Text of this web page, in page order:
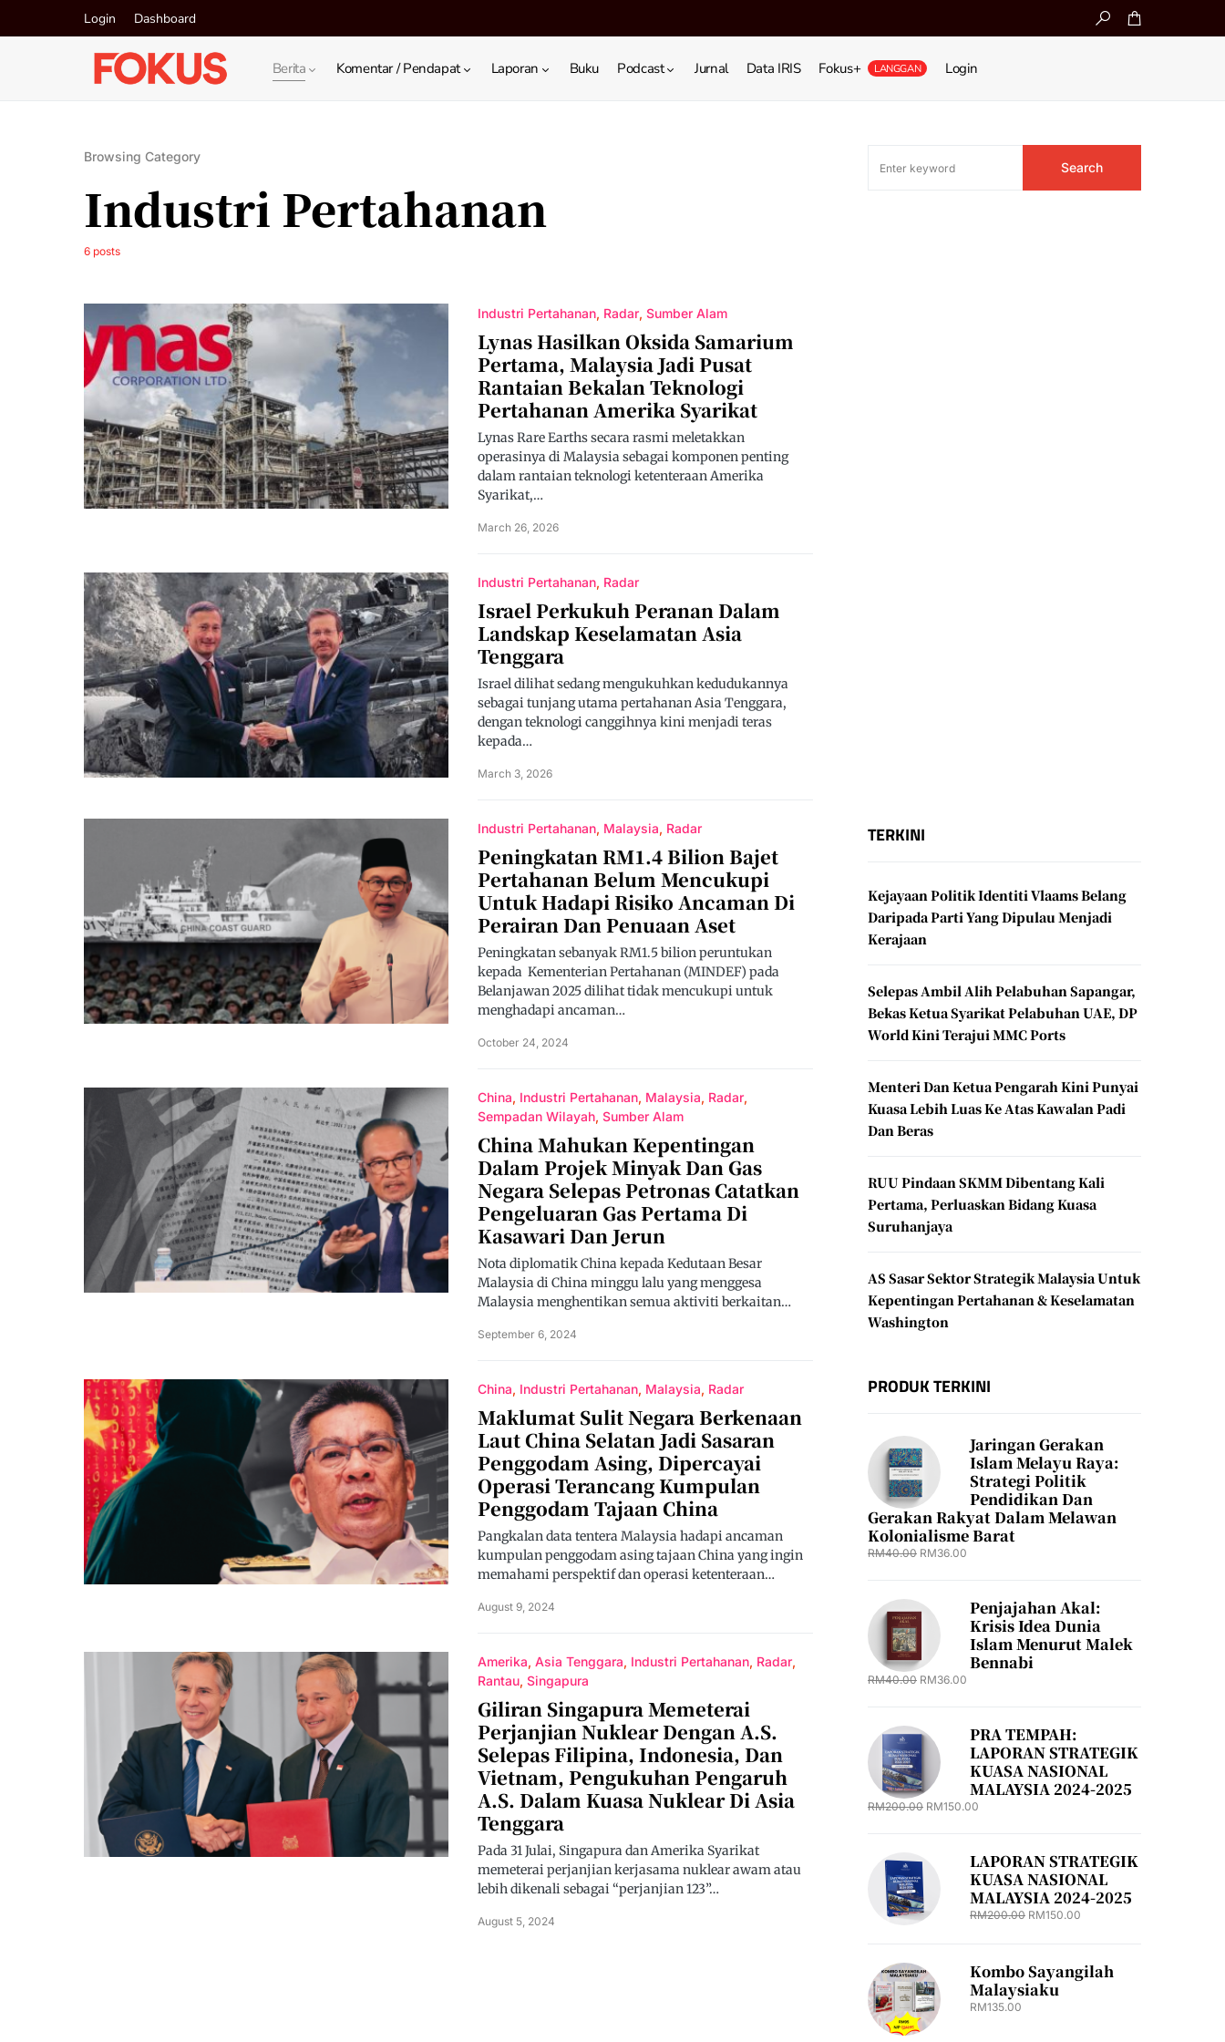
Login Dashboard
Berita Komentar / Pendapat Laporan Buku Podcast Jurnal Data IRIS Fokus+ LANGGAN Login
Browsing Category
Industri Pertahanan
6 posts
Industri Pertahanan Radar Sumber Alam
Lynas Hasilkan Oksida Samarium
Pertama, Malaysia Jadi Pusat
Rantaian Bekalan Teknologi
Pertahanan Amerika Syarikat
Lynas Rare Earths secara rasmi meletakkan
operasinya di Malaysia sebagai komponen penting
dalam rantaian teknologi ketenteraan Amerika
Syarikat,…
March 26, 2026
Industri Pertahanan Radar
Israel Perkukuh Peranan Dalam
Landskap Keselamatan Asia
Tenggara
Israel dilihat sedang mengukuhkan kedudukannya
sebagai tunjang utama pertahanan Asia Tenggara,
dengan teknologi canggihnya kini menjadi teras
kepada…
March 3, 2026
Industri Pertahanan Malaysia Radar
Peningkatan RM1.4 Bilion Bajet
Pertahanan Belum Mencukupi
Untuk Hadapi Risiko Ancaman Di
Perairan Dan Penuaan Aset
Peningkatan sebanyak RM1.5 bilion peruntukan
kepada Kementerian Pertahanan (MINDEF) pada
Belanjawan 2025 dilihat tidak mencukupi untuk
menghadapi ancaman…
October 24, 2024
China Industri Pertahanan Malaysia Radar
Sempadan Wilayah Sumber Alam
China Mahukan Kepentingan
Dalam Projek Minyak Dan Gas
Negara Selepas Petronas Catatkan
Pengeluaran Gas Pertama Di
Kasawari Dan Jerun
Nota diplomatik China kepada Kedutaan Besar
Malaysia di China minggu lalu yang menggesa
Malaysia menghentikan semua aktiviti berkaitan…
September 6, 2024
China Industri Pertahanan Malaysia Radar
Maklumat Sulit Negara Berkenaan
Laut China Selatan Jadi Sasaran
Penggodam Asing, Dipercayai
Operasi Terancang Kumpulan
Penggodam Tajaan China
Pangkalan data tentera Malaysia hadapi ancaman
kumpulan penggodam asing tajaan China yang ingin
memahami perspektif dan operasi ketenteraan…
August 9, 2024
Amerika Asia Tenggara Industri Pertahanan Radar
Rantau Singapura
Giliran Singapura Memeterai
Perjanjian Nuklear Dengan A.S.
Selepas Filipina, Indonesia, Dan
Vietnam, Pengukuhan Pengaruh
A.S. Dalam Kuasa Nuklear Di Asia
Tenggara
Pada 31 Julai, Singapura dan Amerika Syarikat
memeterai perjanjian kerjasama nuklear awam atau
lebih dikenali sebagai “perjanjian 123”…
August 5, 2024
Search
TERKINI
Kejayaan Politik Identiti Vlaams Belang
Daripada Parti Yang Dipulau Menjadi
Kerajaan
Selepas Ambil Alih Pelabuhan Sapangar,
Bekas Ketua Syarikat Pelabuhan UAE, DP
World Kini Terajui MMC Ports
Menteri Dan Ketua Pengarah Kini Punyai
Kuasa Lebih Luas Ke Atas Kawalan Padi
Dan Beras
RUU Pindaan SKMM Dibentang Kali
Pertama, Perluaskan Bidang Kuasa
Suruhanjaya
AS Sasar Sektor Strategik Malaysia Untuk
Kepentingan Pertahanan & Keselamatan
Washington
PRODUK TERKINI
Jaringan Gerakan
Islam Melayu Raya:
Strategi Politik
Pendidikan Dan
Gerakan Rakyat Dalam Melawan
Kolonialisme Barat
RM40.00 RM36.00
Penjajahan Akal:
Krisis Idea Dunia
Islam Menurut Malek
Bennabi
RM40.00 RM36.00
PRA TEMPAH:
LAPORAN STRATEGIK
KUASA NASIONAL
MALAYSIA 2024-2025
RM200.00 RM150.00
LAPORAN STRATEGIK
KUASA NASIONAL
MALAYSIA 2024-2025
RM200.00 RM150.00
Kombo Sayangilah
Malaysiaku
RM135.00